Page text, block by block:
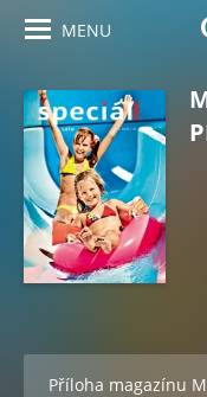
MENU
Příloha magazínu